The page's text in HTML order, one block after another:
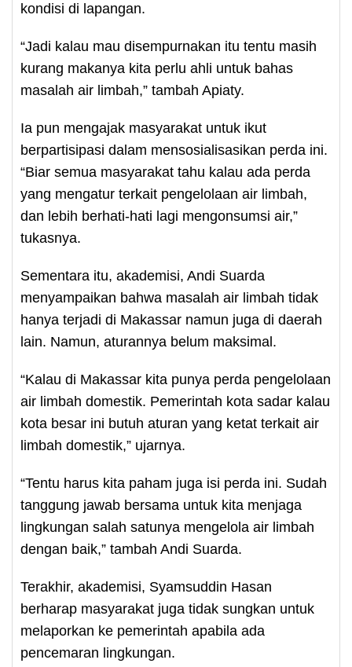
kondisi di lapangan.
“Jadi kalau mau disempurnakan itu tentu masih
kurang makanya kita perlu ahli untuk bahas
masalah air limbah,” tambah Apiaty.
Ia pun mengajak masyarakat untuk ikut
berpartisipasi dalam mensosialisasikan perda ini.
“Biar semua masyarakat tahu kalau ada perda
yang mengatur terkait pengelolaan air limbah,
dan lebih berhati-hati lagi mengonsumsi air,”
tukasnya.
Sementara itu, akademisi, Andi Suarda
menyampaikan bahwa masalah air limbah tidak
hanya terjadi di Makassar namun juga di daerah
lain. Namun, aturannya belum maksimal.
“Kalau di Makassar kita punya perda pengelolaan
air limbah domestik. Pemerintah kota sadar kalau
kota besar ini butuh aturan yang ketat terkait air
limbah domestik,” ujarnya.
“Tentu harus kita paham juga isi perda ini. Sudah
tanggung jawab bersama untuk kita menjaga
lingkungan salah satunya mengelola air limbah
dengan baik,” tambah Andi Suarda.
Terakhir, akademisi, Syamsuddin Hasan
berharap masyarakat juga tidak sungkan untuk
melaporkan ke pemerintah apabila ada
pencemaran lingkungan.